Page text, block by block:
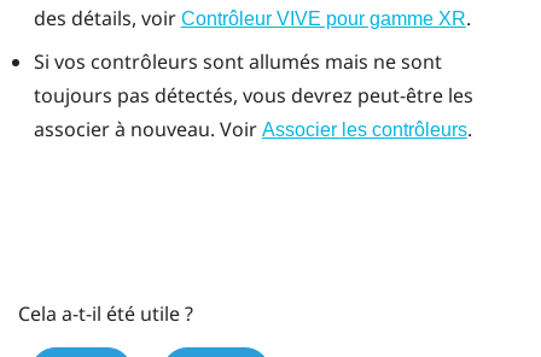
des détails, voir Contrôleur VIVE pour gamme XR.
Si vos contrôleurs sont allumés mais ne sont
toujours pas détectés, vous devrez peut-être les
associer à nouveau. Voir Associer les contrôleurs.
Cela a-t-il été utile ?